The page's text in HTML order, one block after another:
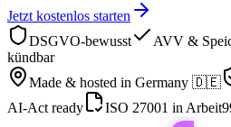
Jetzt kostenlos starten
DSGVO-bewusst
AVV &
kündbar
Made & hosted in Germany 🇩🇪
AI-Act ready
ISO 27001 in Arbeit